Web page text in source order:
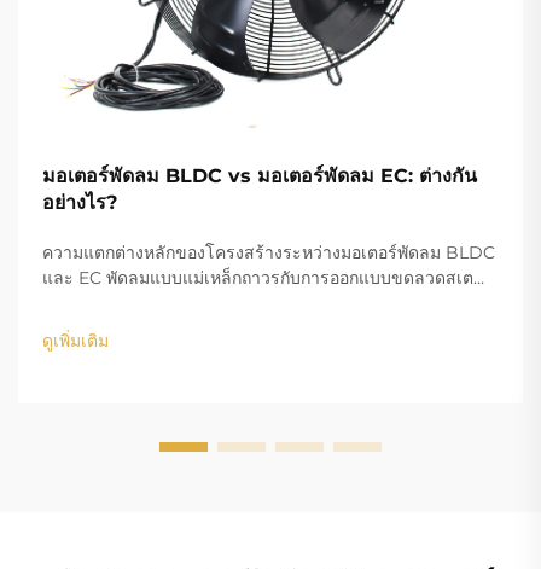
มอเตอร์พัดลม BLDC vs มอเตอร์พัดลม EC: ต่างกัน
อย่างไร?
ความแตกต่างหลักของโครงสร้างระหว่างมอเตอร์พัดลม BLDC
และ EC พัดลมแบบแม่เหล็กถาวรกับการออกแบบขดลวดสเต
มอเตอร์ BLDC (Brushless DC) และ EC (Electronically
Commutated) คือความแตกต่างหลัก...
ดูเพิ่มเติม